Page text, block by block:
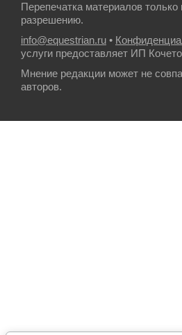
Перепечатка материалов
разрешению.
info@equestrian.ru •
услуги предоставляет ИП
Мнение редакции может не
авторов.